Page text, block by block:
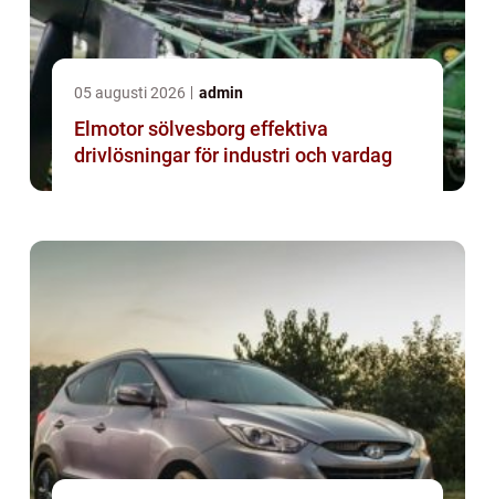
05 augusti 2026 admin
Elmotor sölvesborg effektiva
drivlösningar för industri och vardag